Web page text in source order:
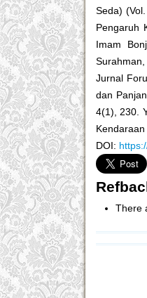
Seda)
Pengaruh
Imam
Jurnal
dan
4(1), 230.
DOI:
There